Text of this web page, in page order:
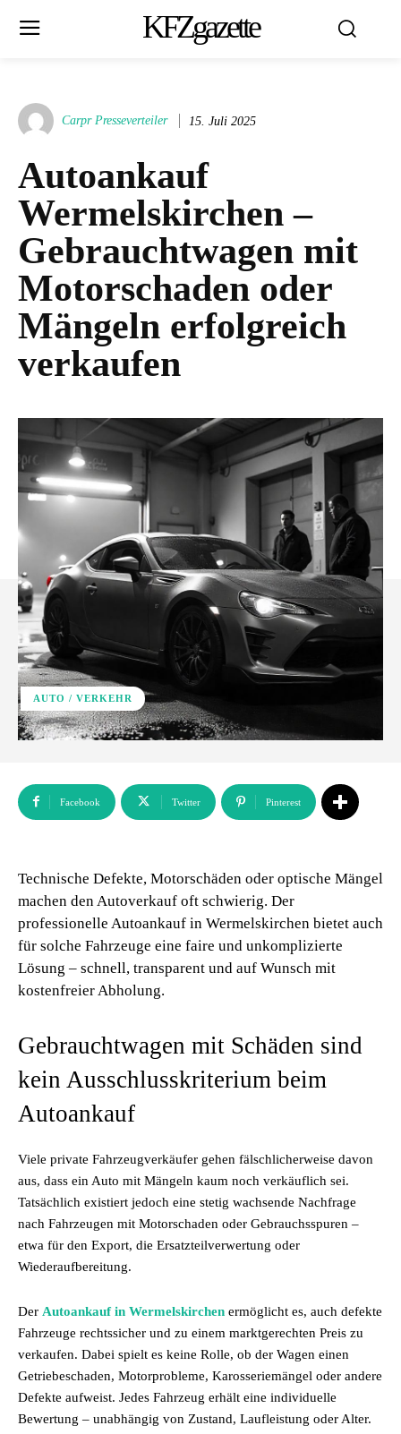
KFZgazette
Carpr Presseverteiler 15. Juli 2025
Autoankauf
Wermelskirchen –
Gebrauchtwagen mit
Motorschaden oder
Mängeln erfolgreich
verkaufen
AUTO / VERKEHR
Facebook Twitter Pinterest
Technische Defekte, Motorschäden oder optische Mängel
machen den Autoverkauf oft schwierig. Der
professionelle Autoankauf in Wermelskirchen bietet auch
für solche Fahrzeuge eine faire und unkomplizierte
Lösung – schnell, transparent und auf Wunsch mit
kostenfreier Abholung.
Gebrauchtwagen mit Schäden sind
kein Ausschlusskriterium beim
Autoankauf
Viele private Fahrzeugverkäufer gehen fälschlicherweise davon
aus, dass ein Auto mit Mängeln kaum noch verkäuflich sei.
Tatsächlich existiert jedoch eine stetig wachsende Nachfrage
nach Fahrzeugen mit Motorschaden oder Gebrauchsspuren –
etwa für den Export, die Ersatzteilverwertung oder
Wiederaufbereitung.
Der Autoankauf in Wermelskirchen ermöglicht es, auch defekte
Fahrzeuge rechtssicher und zu einem marktgerechten Preis zu
verkaufen. Dabei spielt es keine Rolle, ob der Wagen einen
Getriebeschaden, Motorprobleme, Karosseriemängel oder andere
Defekte aufweist. Jedes Fahrzeug erhält eine individuelle
Bewertung – unabhängig von Zustand, Laufleistung oder Alter.